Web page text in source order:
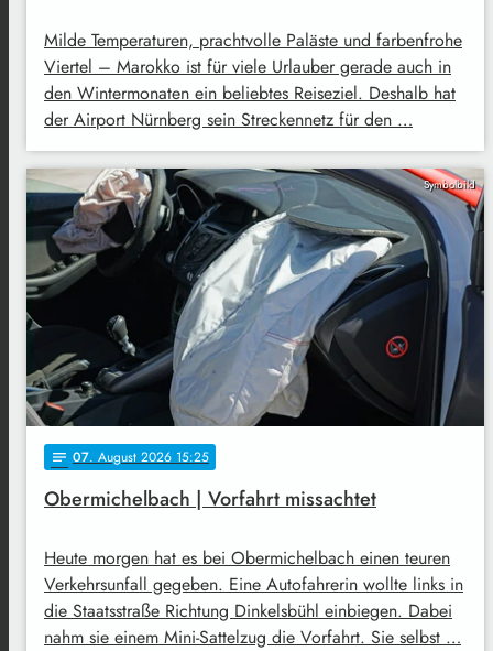
Milde Temperaturen, prachtvolle Paläste und farbenfrohe
Viertel – Marokko ist für viele Urlauber gerade auch in
den Wintermonaten ein beliebtes Reiseziel. Deshalb hat
der Airport Nürnberg sein Streckennetz für den …
Symbolbild
notes 07. August 2026 15:25
Obermichelbach | Vorfahrt missachtet
Heute morgen hat es bei Obermichelbach einen teuren
Verkehrsunfall gegeben. Eine Autofahrerin wollte links in
die Staatsstraße Richtung Dinkelsbühl einbiegen. Dabei
nahm sie einem Mini-Sattelzug die Vorfahrt. Sie selbst …